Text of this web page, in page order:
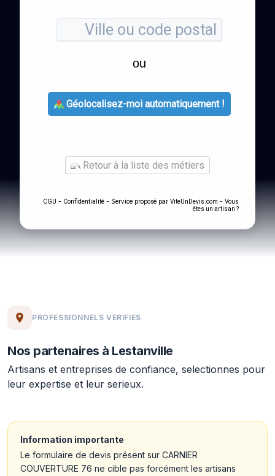
ou
Géolocalisez-moi automatiquement !
Retour à la liste des métiers
CGU - Confidentialité - Service proposé par ViteUnDevis.com - Vous
êtes un artisan ?
PROFESSIONNELS VERIFIES
Nos partenaires à Lestanville
Artisans et entreprises de confiance, selectionnes pour
leur expertise et leur serieux.
Information importante
Le formulaire de devis présent sur CARNIER
COUVERTURE 76 ne cible pas forcément les artisans